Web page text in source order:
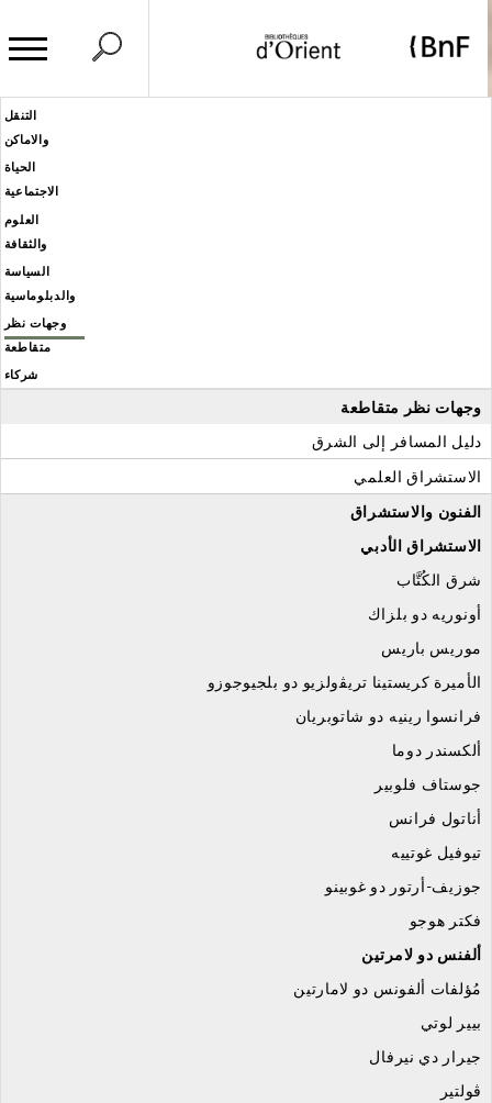
التنقل
والاماكن
الحياة
الاجتماعية
العلوم
والثقافة
السياسة
والدبلوماسية
وجهات نظر
متقاطعة
شركاء
وجهات نظر متقاطعة
دليل المسافر إلى الشرق
الاستشراق العلمي
الفنون والاستشراق
الاستشراق الأدبي
شرق الكُتَّاب
أونوريه دو بلزاك
موريس باريس
الأميرة كريستينا ترﯾﭭولزيو دو بلجيوجوزو
فرانسوا رينيه دو شاتوبريان
ألكسندر دوما
جوستاف فلوبير
أناتول فرانس
تيوفيل غوتييه
جوزيف-أرتور دو غوبينو
فكتر هوجو
ألفنس دو لامرتين
مُؤلفات ألفونس دو لامارتين
بيير لوتي
جيرار دي نيرفال
ڨولتير